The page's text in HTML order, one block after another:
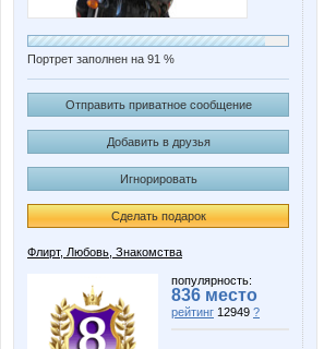
Портрет заполнен на 91 %
Отправить приватное сообщение
Добавить в друзья
Игнорировать
Сделать подарок
Флирт, Любовь, Знакомства
популярность:
836 место
рейтинг 12949 ?